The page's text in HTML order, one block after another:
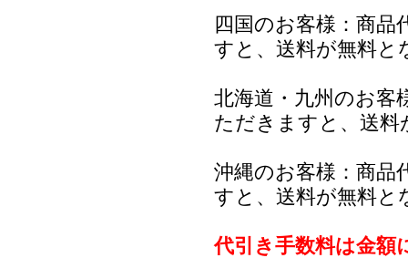
四国のお客様：商
すと、送料が無料と
北海道・九州のお
ただきますと、送
沖縄のお客様：商
すと、送料が無料と
代引き手数料は金額